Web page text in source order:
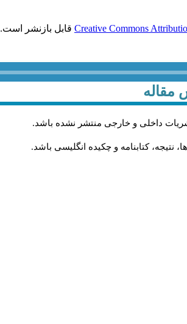
Creative Commons قابل بازنشر است.
مقاله
داخلی و خارجی منتشر نشده باشد.
کتابنامه و چکیده انگلیسی باشد.